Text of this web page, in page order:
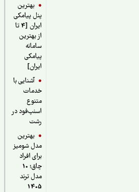
بهترین
پنل پیامکی
ایران [4 تا
از بهترین
سامانه
پیامکی
آشنایی با
خدمات
اسنپ‌فود در
بهترین
مدل شومیز
برای افراد
چاق؛ 10
مدل ترند